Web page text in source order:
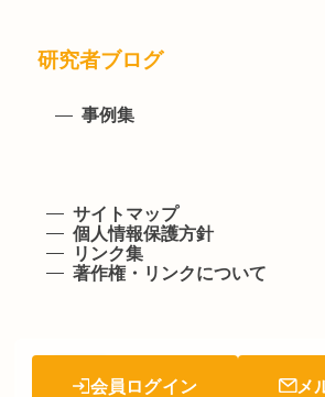
会員ログイン メ
研究者ブログ
事例集
サイトマップ
個人情報保護方針
リンク集
著作権・リンクについて